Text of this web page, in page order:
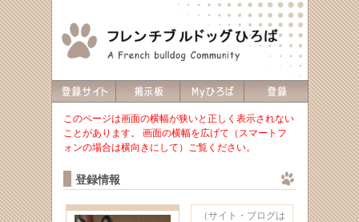
このページは画面の横幅が狭いと正しく表示されない
ことがあります。 画面の横幅を広げて（スマートフ
ォンの場合は横向きにして）ご覧ください。
登録情報
（サイト・ブログは